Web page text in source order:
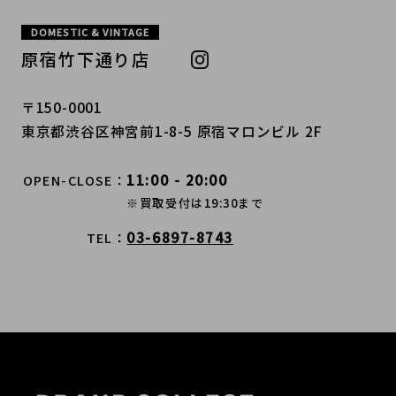
DOMESTIC & VINTAGE
原宿竹下通り店
〒150-0001
東京都渋谷区神宮前1-8-5 原宿マロンビル 2F
OPEN-CLOSE 11:00 - 20:00
※買取受付は19:30まで
TEL 03-6897-8743